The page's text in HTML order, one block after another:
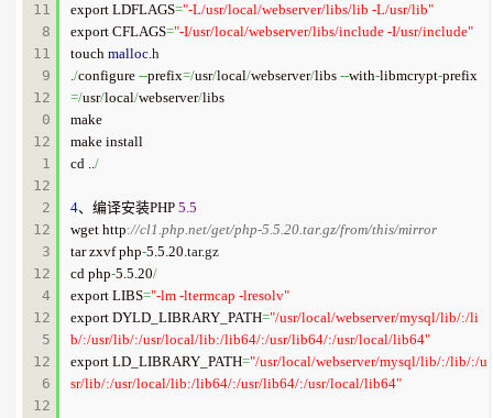
11
8
11
9
12
0
12
1
12
2
12
3
12
4
12
5
12
6
12
export LDFLAGS="-L/usr/local/webserver/libs/lib -L/usr/lib"
export CFLAGS="-I/usr/local/webserver/libs/include -I/usr/include"
touch malloc.h
./configure --prefix=/usr/local/webserver/libs --with-libmcrypt-prefix
=/usr/local/webserver/libs
make
make install
cd ../
4、编译安装PHP 5.5
wget http://cl1.php.net/get/php-5.5.20.tar.gz/from/this/mirror
tar zxvf php-5.5.20.tar.gz
cd php-5.5.20/
export LIBS="-lm -ltermcap -lresolv"
export DYLD_LIBRARY_PATH="/usr/local/webserver/mysql/lib/:/li
b/:/usr/lib/:/usr/local/lib:/lib64/:/usr/lib64/:/usr/local/lib64"
export LD_LIBRARY_PATH="/usr/local/webserver/mysql/lib/:/lib/:/u
sr/lib/:/usr/local/lib:/lib64/:/usr/lib64/:/usr/local/lib64"